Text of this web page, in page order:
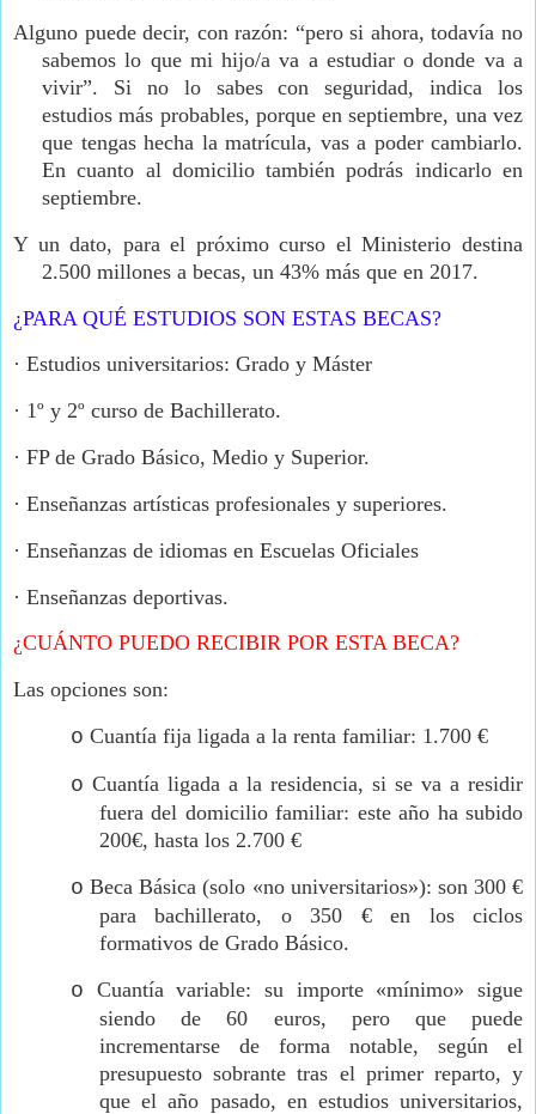
Alguno puede decir, con razón: “pero si ahora, todavía no
sabemos lo que mi hijo/a va a estudiar o donde va a
vivir”. Si no lo sabes con seguridad, indica los
estudios más probables, porque en septiembre, una vez
que tengas hecha la matrícula, vas a poder cambiarlo.
En cuanto al domicilio también podrás indicarlo en
septiembre.
Y un dato, para el próximo curso el Ministerio destina
2.500 millones a becas, un 43% más que en 2017.
¿PARA QUÉ ESTUDIOS SON ESTAS BECAS?
· Estudios universitarios: Grado y Máster
· 1º y 2º curso de Bachillerato.
· FP de Grado Básico, Medio y Superior.
· Enseñanzas artísticas profesionales y superiores.
· Enseñanzas de idiomas en Escuelas Oficiales
· Enseñanzas deportivas.
¿CUÁNTO PUEDO RECIBIR POR ESTA BECA?
Las opciones son:
o Cuantía fija ligada a la renta familiar: 1.700 €
o Cuantía ligada a la residencia, si se va a residir
fuera del domicilio familiar: este año ha subido
200€, hasta los 2.700 €
o Beca Básica (solo «no universitarios»): son 300 €
para bachillerato, o 350 € en los ciclos
formativos de Grado Básico.
o Cuantía variable: su importe «mínimo» sigue
siendo de 60 euros, pero que puede
incrementarse de forma notable, según el
presupuesto sobrante tras el primer reparto, y
que el año pasado, en estudios universitarios,